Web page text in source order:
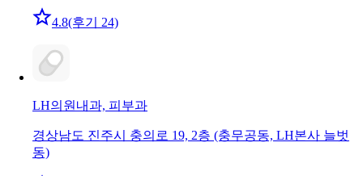
4.8(후기 24)
LH의원 내과, 피부과
경상남도 진주시 충의로 19, 2층 (충무공동, LH본사 늘벗
동)